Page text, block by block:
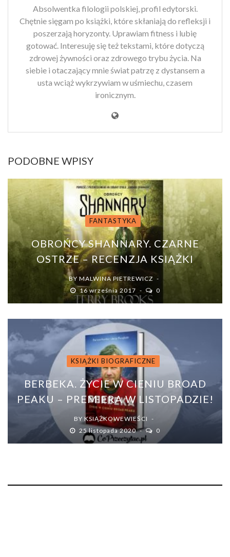
Absolwentka filologii polskiej, profil edytorski.
Chętnie sięgam po książki, które skłaniają do refleksji i
poszerzają horyzonty. Uprawiam fitness i lubię
gotować. Interesuję się też tekstami, które dotyczą
zdrowej żywności oraz zdrowego trybu życia. Na
siebie i otaczający mnie świat patrzę z dystansem a
usta wciąż wykrzywiam w uśmiechu, czasem
ironicznym.
PODOBNE WPISY
FANTASTYKA
OBROŃCY SHANNARY. CZARNE
OSTRZE – RECENZJA KSIĄŻKI
BY MALWINA PIETREWICZ
16 września 2017
0
KSIĄŻKI BIOGRAFICZNE
BERBEKA. ŻYCIE W CIENIU BROAD
PEAKU – PREMIERA W LISTOPADZIE!
BY KSIĄŻKOWEWIEŚCI
25 listopada 2020
0